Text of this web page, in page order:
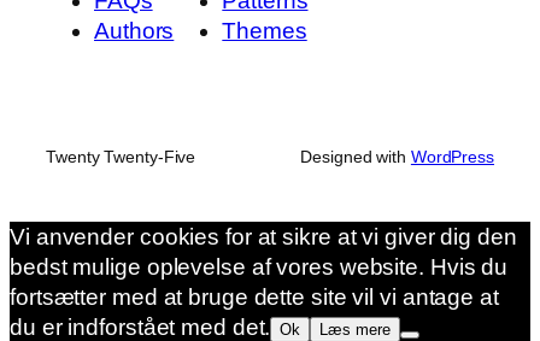
Authors
Themes
Twenty Twenty-Five Designed with WordPress
Vi anvender cookies for at sikre at vi giver dig den
bedst mulige oplevelse af vores website. Hvis du
fortsætter med at bruge dette site vil vi antage at
du er indforstået med det. Ok Læs mere